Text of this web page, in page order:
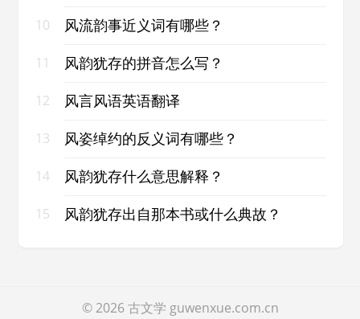
10 风流韵事近义词有哪些？
11 风韵犹存的拼音怎么写？
12 风言风语英语翻译
13 风姿绰约的反义词有哪些？
14 风韵犹存什么意思解释？
15 风韵犹存出自那本书或什么典故？
© 2026古文学 guwenxue.com.cn